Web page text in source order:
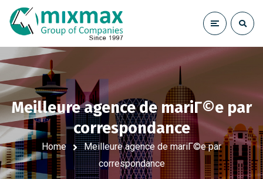
Meilleure agence de mariГ©e par
correspondance
Home
Meilleure agence de mariГ©e par
correspondance